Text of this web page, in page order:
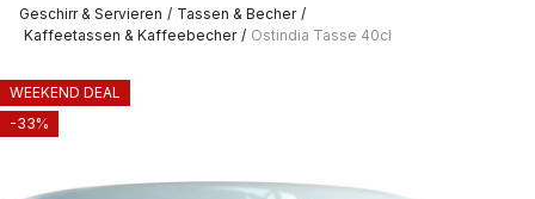
Geschirr & Servieren / Tassen & Becher /
Kaffeetassen & Kaffeebecher / Ostindia Tasse 40cl
WEEKEND DEAL
-33%